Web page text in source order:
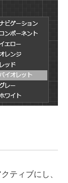
ティブにし、